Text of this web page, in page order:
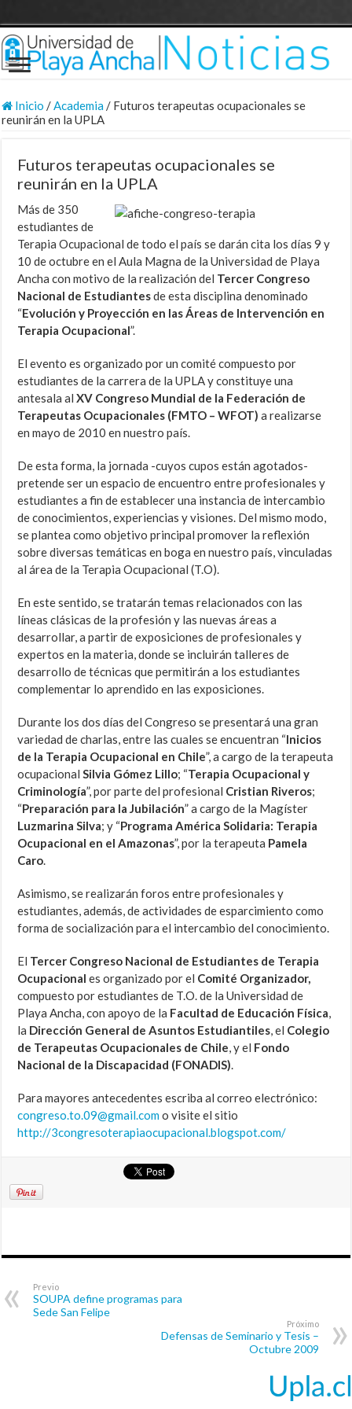
Inicio /Academia/ Futuros terapeutas ocupacionales se
reunirán en la UPLA
Futuros terapeutas ocupacionales se
reunirán en la UPLA
Más de 350
estudiantes de
Terapia Ocupacional de todo el país se darán cita los días 9 y
10 de octubre en el Aula Magna de la Universidad de Playa
Ancha con motivo de la realización del Tercer Congreso
Nacional de Estudiantesde esta disciplina denominado
“Evolución y Proyección en las Áreas de Intervención en
Terapia Ocupacional”.
El evento es organizado por un comité compuesto por
estudiantes de la carrera de la UPLA y constituye una
antesala alXV Congreso Mundial de la Federación de
Terapeutas Ocupacionales (FMTO – WFOT)a realizarse
en mayo de 2010 en nuestro país.
De esta forma, la jornada -cuyos cupos están agotados-
pretende ser un espacio de encuentro entre profesionales y
estudiantes a fin de establecer una instancia de intercambio
de conocimientos, experiencias y visiones. Del mismo modo,
se plantea como objetivo principal promover la reflexión
sobre diversas temáticas en boga en nuestro país, vinculadas
al área de la Terapia Ocupacional (T.O).
En este sentido, se tratarán temas relacionados con las
líneas clásicas de la profesión y las nuevas áreas a
desarrollar, a partir de exposiciones de profesionales y
expertos en la materia, donde se incluirán talleres de
desarrollo de técnicas que permitirán a los estudiantes
complementar lo aprendido en las exposiciones.
Durante los dos días del Congreso se presentará una gran
variedad de charlas, entre las cuales se encuentran “Inicios
de la Terapia Ocupacional en Chile”, a cargo de la terapeuta
ocupacionalSilvia Gómez Lillo; “Terapia Ocupacional y
Criminología”, por parte del profesional Cristian Riveros;
“Preparación para la Jubilación” a cargo de la Magíster
Luzmarina Silva; y “Programa América Solidaria: Terapia
Ocupacional en el Amazonas”, por la terapeuta Pamela
Caro.
Asimismo, se realizarán foros entre profesionales y
estudiantes, además, de actividades de esparcimiento como
forma de socialización para el intercambio del conocimiento.
El Tercer Congreso Nacional de Estudiantes de Terapia
Ocupacionales organizado por el Comité Organizador,
compuesto por estudiantes de T.O. de la Universidad de
Playa Ancha, con apoyo de la Facultad de Educación Física,
la Dirección General de Asuntos Estudiantiles, el Colegio
de Terapeutas Ocupacionales de Chile, y el Fondo
Nacional de la Discapacidad (FONADIS).
Para mayores antecedentes escriba al correo electrónico:
congreso.to.09@gmail.como visite el sitio
http://3congresoterapiaocupacional.blogspot.com/
Previo
SOUPA define programas para
Sede San Felipe
Próximo
Defensas de Seminario y Tesis –
Octubre 2009